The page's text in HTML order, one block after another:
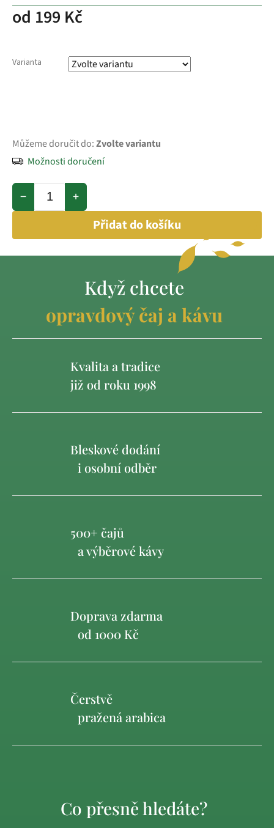
od 199 Kč
Varianta
Můžeme doručit do:Zvolte variantu
Možnosti doručení
+
−
Přidat do košíku
Když chcete
opravdový čaj a kávu
Kvalita a tradice
již od roku 1998
Bleskové dodání
i osobní odběr
500+ čajů
a výběrové kávy
Doprava zdarma
od 1000 Kč
Čerstvě
pražená arabica
Co přesně hledáte?